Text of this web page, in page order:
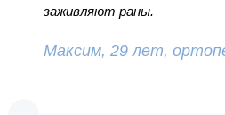
заживляют раны.
Максим, 29 лет,